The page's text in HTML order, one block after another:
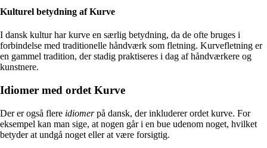
Kulturel betydning af Kurve
I dansk kultur har kurve en særlig betydning, da de ofte bruges i
forbindelse med traditionelle håndværk som fletning. Kurvefletning er
en gammel tradition, der stadig praktiseres i dag af håndværkere og
kunstnere.
Idiomer med ordet Kurve
Der er også flere idiomerpå dansk, der inkluderer ordet kurve. For
eksempel kan man sige, at nogen går i en bue udenom noget, hvilket
betyder at undgå noget eller at være forsigtig.